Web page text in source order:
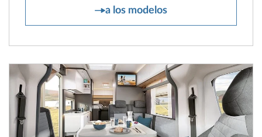
a los modelos
ONTOUR A